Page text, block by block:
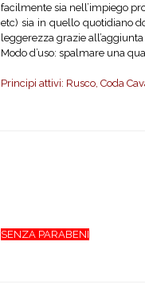
facilmente sia nell’impiego
etc) sia in quello quotidiano
leggerezza grazie
Modo d’uso: spalmare una
Principi attivi: Rusco, Coda
SENZA PARABENI